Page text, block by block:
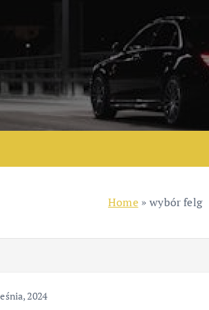
Home»wybór felg
2024